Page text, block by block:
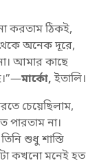
করতাম ঠিকই,
অনেক দূরে,
আমার কাছে
মার্কো,ইতালি।
চেয়েছিলাম,
পারতাম না।
শুধু শাস্তি
কখনো মনেই হত